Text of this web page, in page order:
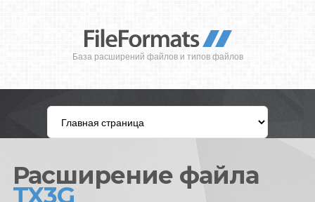
База расширений файлов и типов файлов
Расширение файла
TX3G